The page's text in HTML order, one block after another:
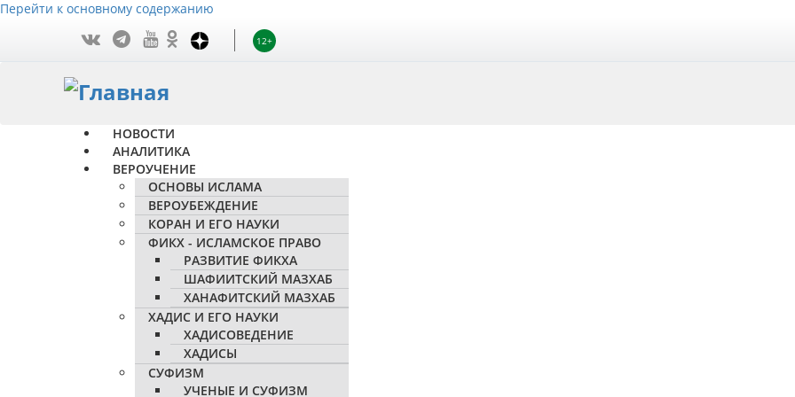
Перейти к основному содержанию
12+
НОВОСТИ
АНАЛИТИКА
ВЕРОУЧЕНИЕ
ОСНОВЫ ИСЛАМА
ВЕРОУБЕЖДЕНИЕ
КОРАН И ЕГО НАУКИ
ФИКХ - ИСЛАМСКОЕ ПРАВО
РАЗВИТИЕ ФИКХА
ШАФИИТСКИЙ МАЗХАБ
ХАНАФИТСКИЙ МАЗХАБ
ХАДИС И ЕГО НАУКИ
ХАДИСОВЕДЕНИЕ
ХАДИСЫ
СУФИЗМ
УЧЕНЫЕ И СУФИЗМ